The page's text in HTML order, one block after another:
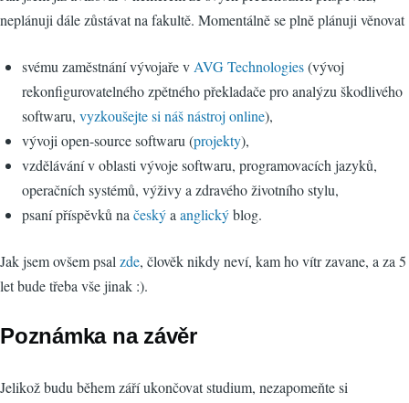
neplánuji dále zůstávat na fakultě. Momentálně se plně plánuji věnovat
svému zaměstnání vývojaře v AVG Technologies(vývoj
rekonfigurovatelného zpětného překladače pro analýzu škodlivého
softwaru, vyzkoušejte si náš nástroj online),
vývoji open-source softwaru (projekty),
vzdělávání v oblasti vývoje softwaru, programovacích jazyků,
operačních systémů, výživy a zdravého životního stylu,
psaní příspěvků na českýa anglickýblog.
Jak jsem ovšem psal zde, člověk nikdy neví, kam ho vítr zavane, a za 5
let bude třeba vše jinak :).
Poznámka na závěr
Jelikož budu během září ukončovat studium, nezapomeňte si